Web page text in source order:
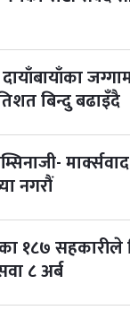
बिन्दु बढाइँदै
नगरौं
१८७ सहकारीले
८ अर्ब